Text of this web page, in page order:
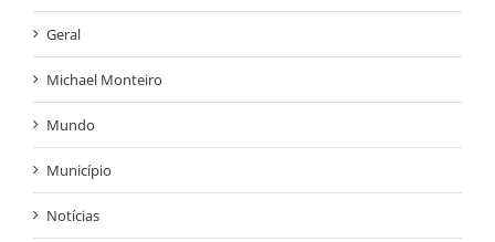
Geral
Michael Monteiro
Mundo
Município
Notícias